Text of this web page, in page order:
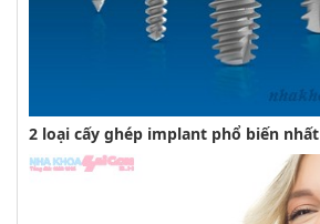
2 loại cấy ghép implant phổ biến nhất